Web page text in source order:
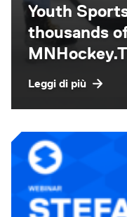
Youth
thousands
Leggi di più